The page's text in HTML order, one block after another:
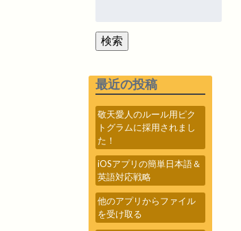
検索
最近の投稿
敬天愛人のルール用ピク
トグラムに採用されまし
た！
iOSアプリの簡単日本語＆
英語対応戦略
他のアプリからファイル
を受け取る